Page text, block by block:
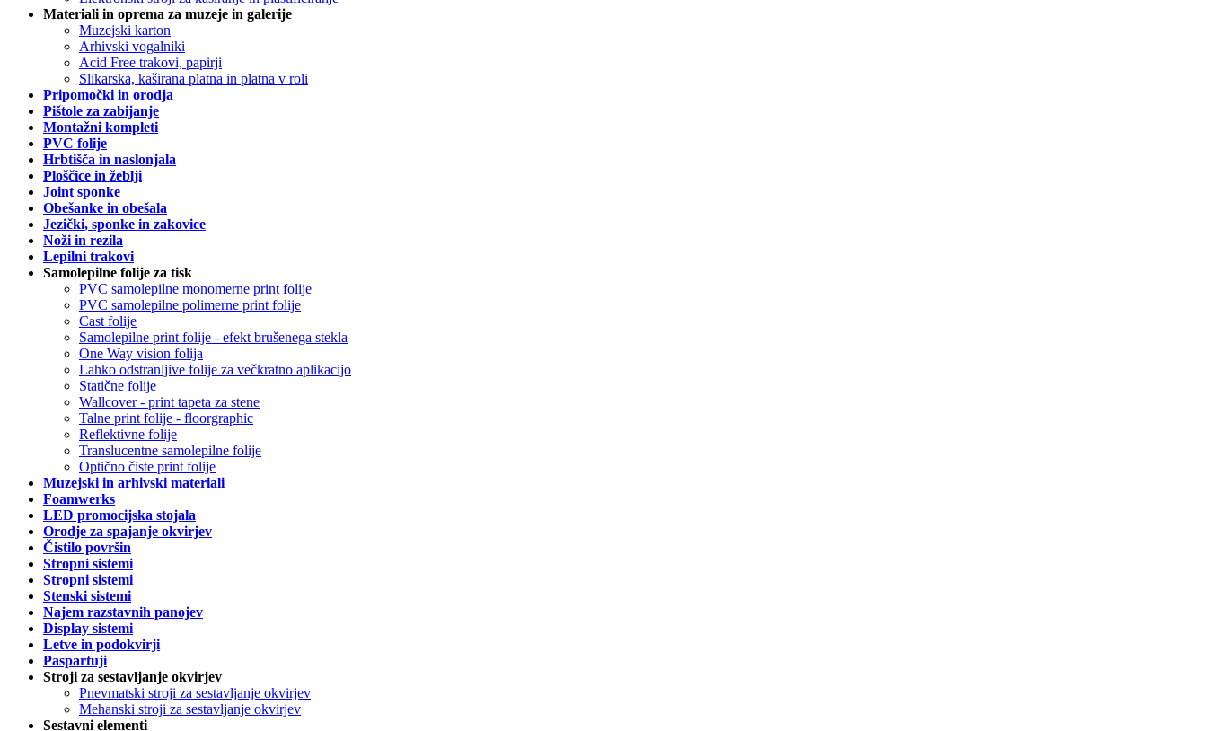
Materiali in oprema za muzeje in galerije
Muzejski karton
Arhivski vogalniki
Acid Free trakovi, papirji
Slikarska, kaširana platna in platna v roli
Pripomočki in orodja
Pištole za zabijanje
Montažni kompleti
PVC folije
Hrbtišča in naslonjala
Ploščice in žeblji
Joint sponke
Obešanke in obešala
Jezički, sponke in zakovice
Noži in rezila
Lepilni trakovi
Samolepilne folije za tisk
PVC samolepilne monomerne print folije
PVC samolepilne polimerne print folije
Cast folije
Samolepilne print folije - efekt brušenega stekla
One Way vision folija
Lahko odstranljive folije za večkratno aplikacijo
Statične folije
Wallcover - print tapeta za stene
Talne print folije - floorgraphic
Reflektivne folije
Translucentne samolepilne folije
Optično čiste print folije
Muzejski in arhivski materiali
Foamwerks
LED promocijska stojala
Orodje za spajanje okvirjev
Čistilo površin
Stropni sistemi
Stropni sistemi
Stenski sistemi
Najem razstavnih panojev
Display sistemi
Letve in podokvirji
Paspartuji
Stroji za sestavljanje okvirjev
Pnevmatski stroji za sestavljanje okvirjev
Mehanski stroji za sestavljanje okvirjev
Sestavni elementi